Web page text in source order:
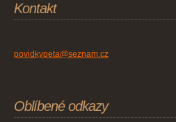
Kontakt
povidkypeta@seznam.cz
Oblíbené odkazy